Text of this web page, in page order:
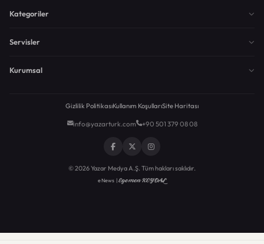
Kategoriler
Servisler
Kurumsal
Gizlilik PolitikasıKullanım KoşullarıSite Haritası
info@yazarturk.com +90 501 379 08 08
© 2026 Yazar Medya A.Ş. Tüm hakları saklıdır.
eNews |Egemen KEYDAL